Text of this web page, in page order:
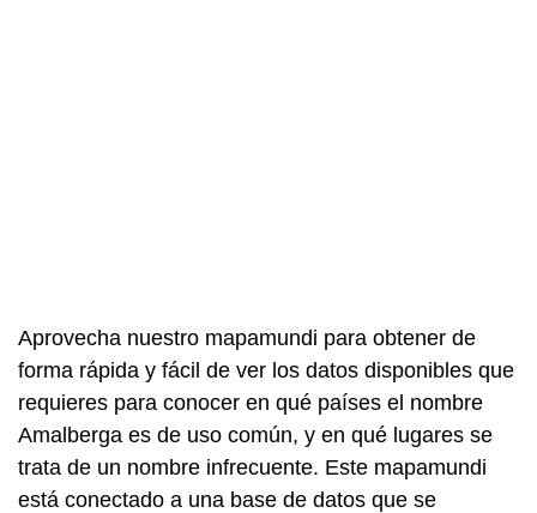
Aprovecha nuestro mapamundi para obtener de
forma rápida y fácil de ver los datos disponibles que
requieres para conocer en qué países el nombre
Amalberga es de uso común, y en qué lugares se
trata de un nombre infrecuente. Este mapamundi
está conectado a una base de datos que se